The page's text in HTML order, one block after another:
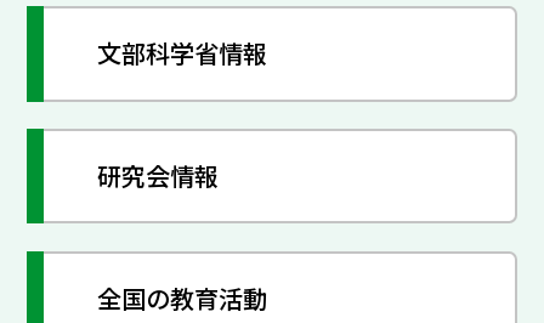
文部科学省情報
研究会情報
全国の教育活動